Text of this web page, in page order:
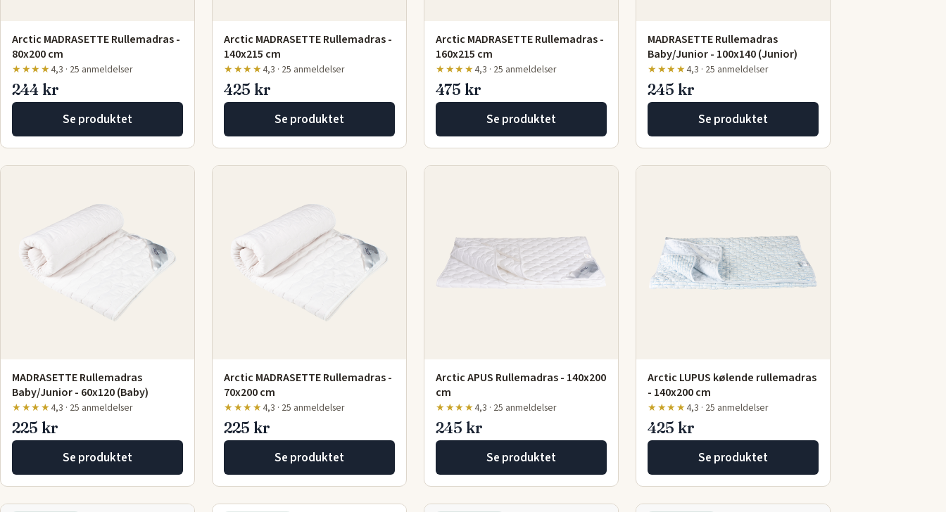
Arctic MADRASETTE Rullemadras -
80x200 cm
★★★★4,3 · 25 anmeldelser
244 kr
Se produktet
Arctic MADRASETTE Rullemadras -
140x215 cm
★★★★4,3 · 25 anmeldelser
425 kr
Se produktet
Arctic MADRASETTE Rullemadras -
160x215 cm
★★★★4,3 · 25 anmeldelser
475 kr
Se produktet
MADRASETTE Rullemadras
Baby/Junior - 100x140 (Junior)
★★★★4,3 · 25 anmeldelser
245 kr
Se produktet
MADRASETTE Rullemadras
Baby/Junior - 60x120 (Baby)
★★★★4,3 · 25 anmeldelser
225 kr
Se produktet
Arctic MADRASETTE Rullemadras -
70x200 cm
★★★★4,3 · 25 anmeldelser
225 kr
Se produktet
Arctic APUS Rullemadras - 140x200
cm
★★★★4,3 · 25 anmeldelser
245 kr
Se produktet
Arctic LUPUS kølende rullemadras
- 140x200 cm
★★★★4,3 · 25 anmeldelser
425 kr
Se produktet